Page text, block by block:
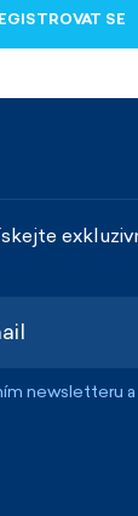
SE
newsletteru a